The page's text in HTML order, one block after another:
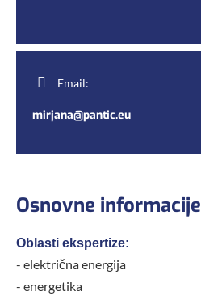
Email:
mirjana@pantic.eu
Osnovne informacije
Oblasti ekspertize:
- električna energija
- energetika